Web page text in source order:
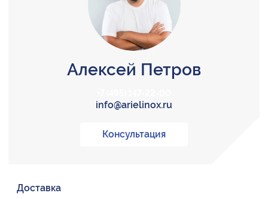
Алексей Петров
info@arielinox.ru
Консультация
Доставка